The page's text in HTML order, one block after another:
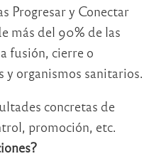
Progresar y Conectar
más del 90% de las
fusión, cierre o
y organismos sanitarios.
concretas de
promoción, etc.